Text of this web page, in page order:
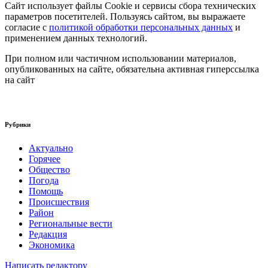
Сайт использует файлы Cookie и сервисы сбора технических
параметров посетителей. Пользуясь сайтом, вы выражаете
согласие с политикой обработки персональных данных и
применением данных технологий.
При полном или частичном использовании материалов,
опубликованных на сайте, обязательна активная гиперссылка
на сайт
Рубрики
Актуально
Горячее
Общество
Погода
Помощь
Происшествия
Район
Региональные вести
Редакция
Экономика
Написать редактору